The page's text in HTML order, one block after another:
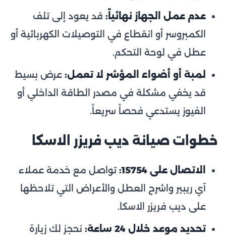
عدم عمل الجهاز نهائياً: قد يعود إلى تلف
الكمبروسر أو انقطاع في التوصيلات الكهربائية أو
عطل في لوحة التحكم.
لمبة أو أضواء المؤشر لا تعمل: عرض بسيط
قد يخفي مشكلة في مصدر الطاقة الداخلي أو
الفيوز يستدعي فحصاً سريعاً.
خطوات صيانة ديب فريزر الاسكا
الاتصال على 15754:
تواصل مع خدمة عملاء
آي ريبير واشرح العطل والأعراض التي تلاحظها
على ديب فريزر الاسكا.
تحديد موعد خلال 24 ساعة:
نحجز لك زيارة